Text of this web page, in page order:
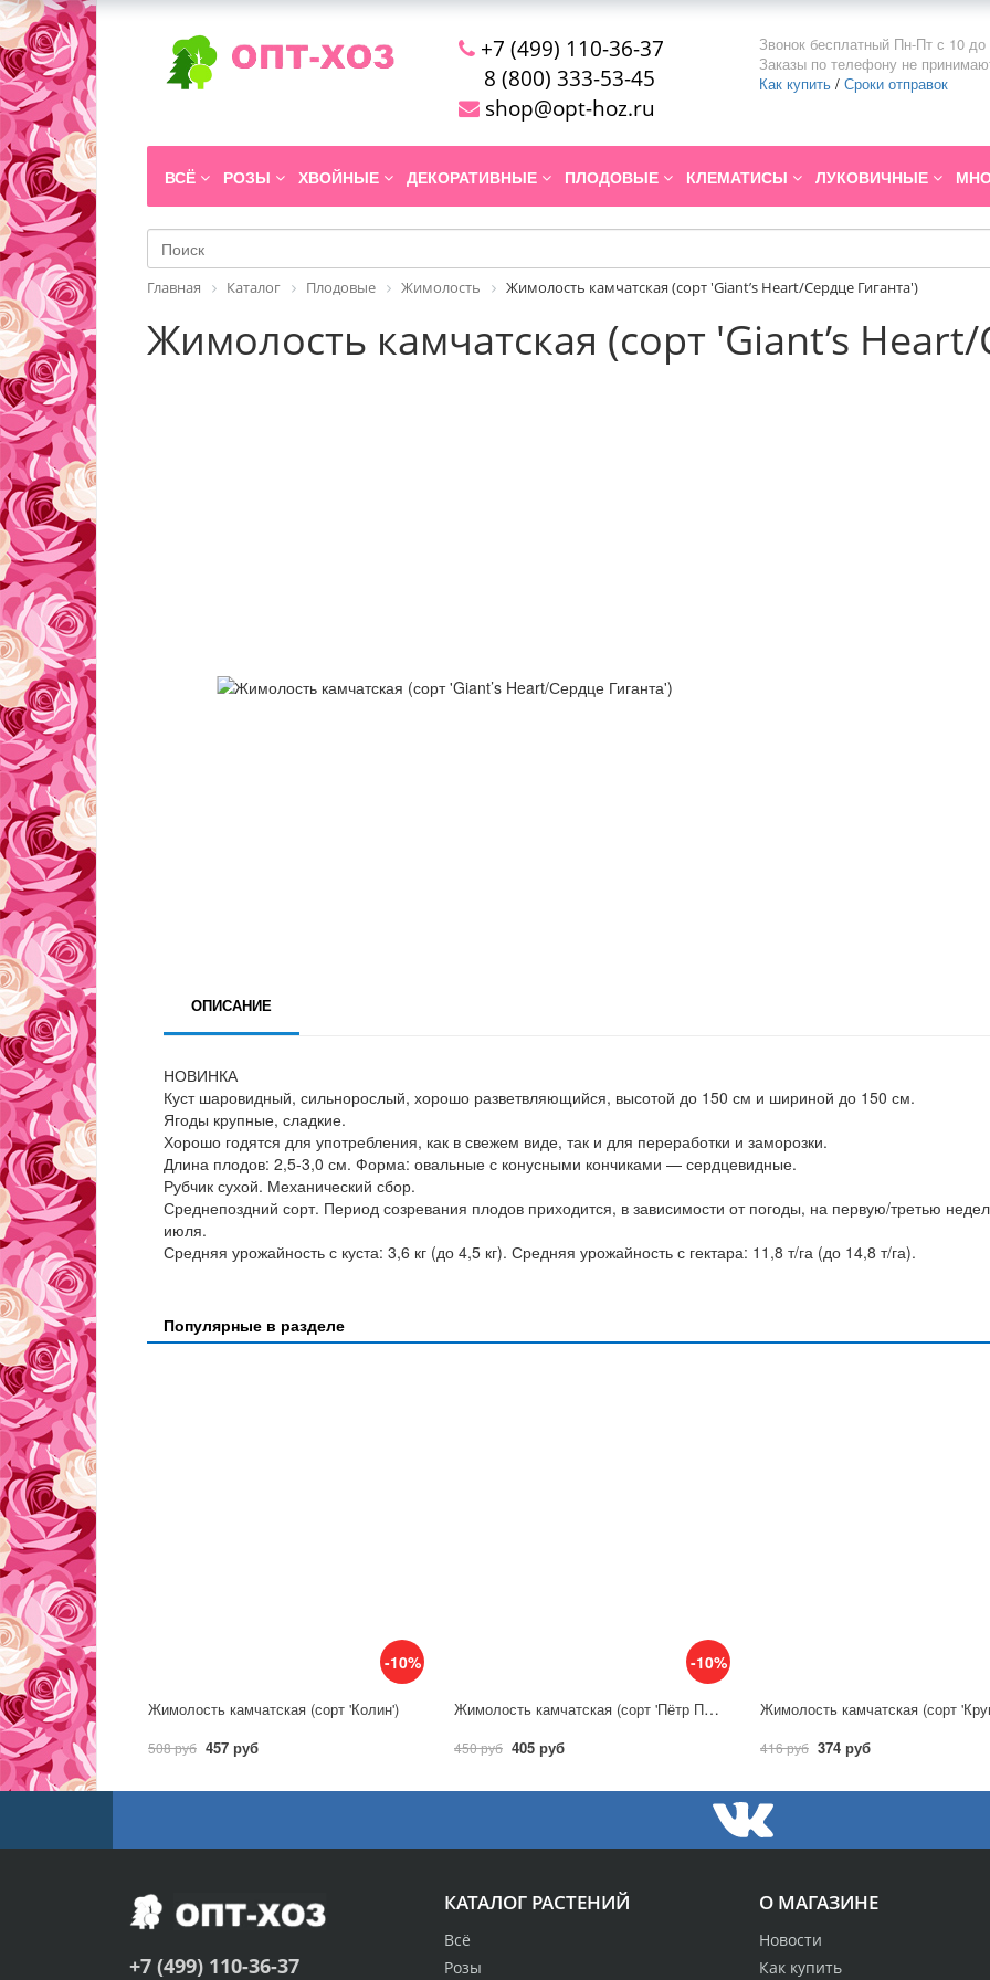
+7 (499) 110-36-37
8 (800) 333-53-45
shop@opt-hoz.ru
Звонок бесплатный Пн-Пт с 10 до
Заказы по телефону не
Как купить / Сроки отправок
ВСЁ РОЗЫ ХВОЙНЫЕ ДЕКОРАТИВНЫЕ ПЛОДОВЫЕ КЛЕМАТИСЫ ЛУКОВИЧНЫЕ
Главная Каталог Плодовые Жимолость Жимолость камчатская (сорт 'Giant’s Heart/Сердце Гиганта')
Жимолость камчатская (сорт 'Giant’s
ОПИСАНИЕ
НОВИНКА
Куст шаровидный, сильнорослый, хорошо разветвляющийся, высотой до 150 см и шириной до 150 см.
Ягоды крупные, сладкие.
Хорошо годятся для употребления, как в свежем виде, так и для переработки и заморозки.
Длина плодов: 2,5-3,0 см. Форма: овальные с конусными кончиками — сердцевидные.
Рубчик сухой. Механический сбор.
Среднепоздний сорт. Период созревания плодов приходится, в зависимости от погоды, на первую/третью
июля.
Средняя урожайность с куста: 3,6 кг (до 4,5 кг). Средняя урожайность с гектара: 11,8 т/га (до 14,8 т/га).
Популярные в разделе
-10%
Жимолость камчатская (сорт 'Колин')
508 руб 457 руб
-10%
Жимолость камчатская (сорт 'Пётр Первый')
450 руб 405 руб 416 руб 374 руб
О МАГАЗИНЕ
Новости
Как купить
КАТАЛОГ РАСТЕНИЙ
Всё
Розы
+7 (499) 110-36-37